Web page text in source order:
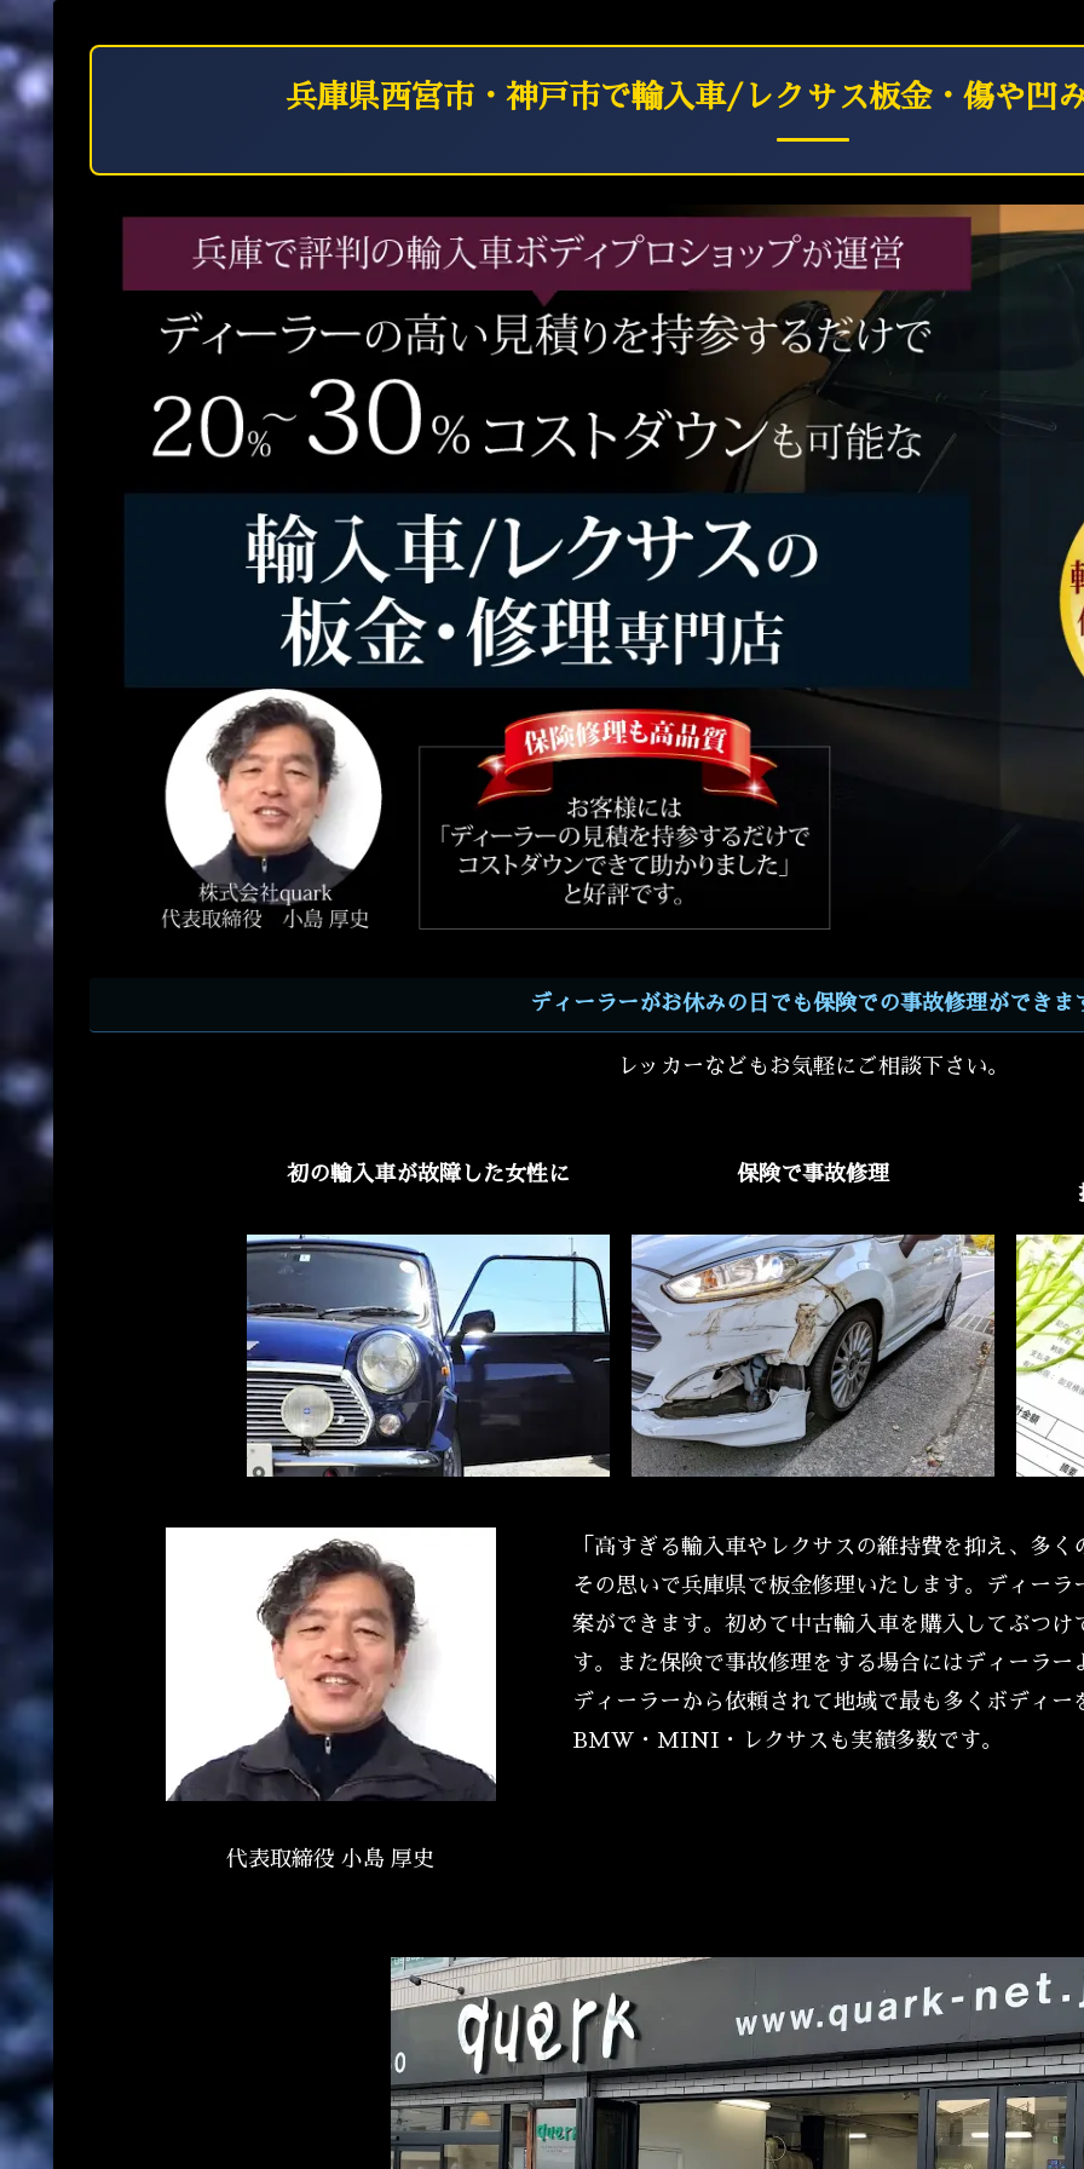
兵庫県西宮市・神戸市で輸入車/レクサス板金・傷や凹
ディーラーがお休みの日でも保険での事故修理ができま
レッカーなどもお気軽にご相談下さい。
初の輸入車が故障した女性に
保険で事故修理
代表取締役 小島 厚史
「高すぎる輸入車やレクサスの維持費を抑え、多
その思いで兵庫県で板金修理いたします。ディー
案ができます。初めて中古輸入車を購入してぶつ
す。また保険で事故修理をする場合にはディーラ
ディーラーから依頼されて地域で最も多くボディ
BMW・MINI・レクサスも実績多数です。